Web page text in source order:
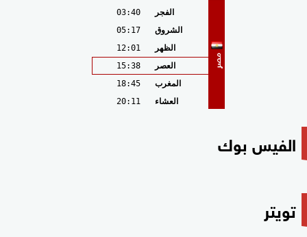
مصر
الفجر
03:40
الشروق
05:17
الظهر
12:01
العصر
15:38
المغرب
18:45
العشاء
20:11
الفيس بوك
تويتر